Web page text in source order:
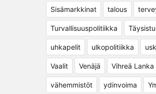
Sisämarkkinat talous
Turvallisuuspolitiikka
uhkapelit ulkopolitiikka
Vaalit Venäjä Vihreä Lanka
vähemmistöt ydinvoima